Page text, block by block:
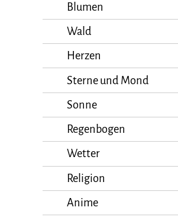
Blumen
Wald
Herzen
Sterne und Mond
Sonne
Regenbogen
Wetter
Religion
Anime